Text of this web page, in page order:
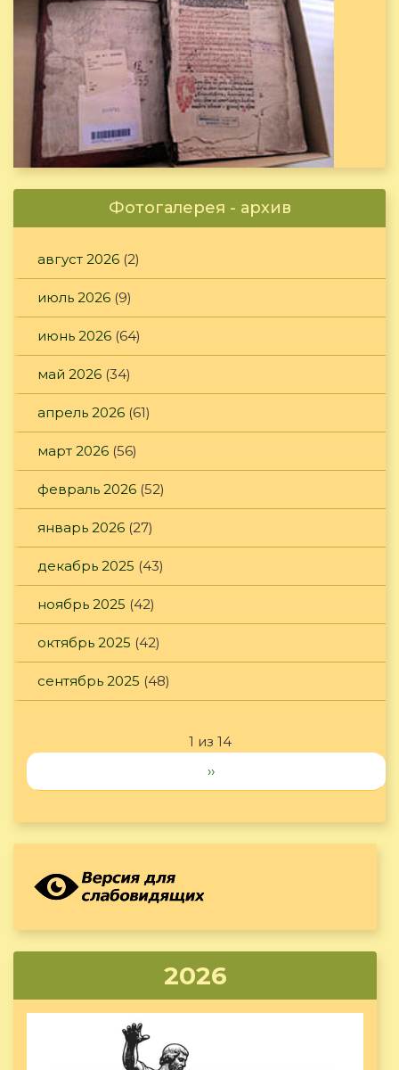
Фотогалерея - архив
август 2026 (2)
июль 2026 (9)
июнь 2026 (64)
май 2026 (34)
апрель 2026 (61)
март 2026 (56)
февраль 2026 (52)
январь 2026 (27)
декабрь 2025 (43)
ноябрь 2025 (42)
октябрь 2025 (42)
сентябрь 2025 (48)
1 из 14
››
2026